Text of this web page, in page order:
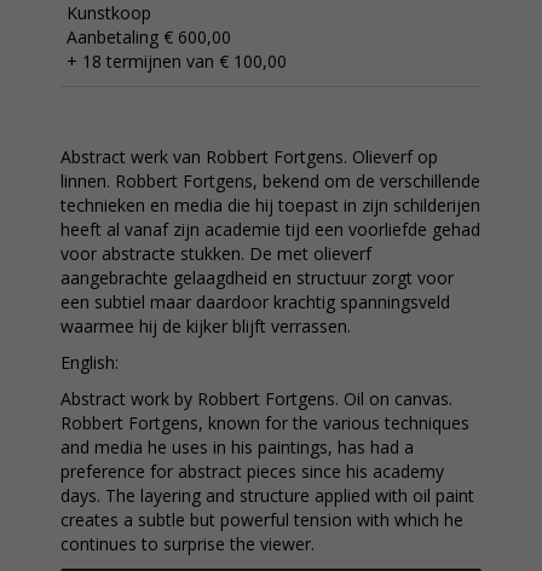
Kunstkoop
Aanbetaling € 600,00
+ 18 termijnen van € 100,00
Abstract werk van Robbert Fortgens. Olieverf op
linnen. Robbert Fortgens, bekend om de verschillende
technieken en media die hij toepast in zijn schilderijen
heeft al vanaf zijn academie tijd een voorliefde gehad
voor abstracte stukken. De met olieverf
aangebrachte gelaagdheid en structuur zorgt voor
een subtiel maar daardoor krachtig spanningsveld
waarmee hij de kijker blijft verrassen.
English:
Abstract work by Robbert Fortgens. Oil on canvas.
Robbert Fortgens, known for the various techniques
and media he uses in his paintings, has had a
preference for abstract pieces since his academy
days. The layering and structure applied with oil paint
creates a subtle but powerful tension with which he
continues to surprise the viewer.